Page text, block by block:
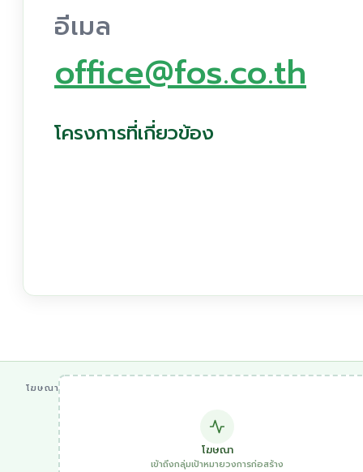
อีเมล
office@fos.co.th
โครงการที่เกี่ยวข้อง
โฆษณา
โฆษณา
เข้าถึงกลุ่มเป้าหมายวงการก่อสร้าง